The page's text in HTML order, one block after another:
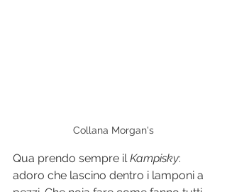
Collana Morgan's
Qua prendo sempre il Kampisky:
adoro che lascino dentro i lamponi a